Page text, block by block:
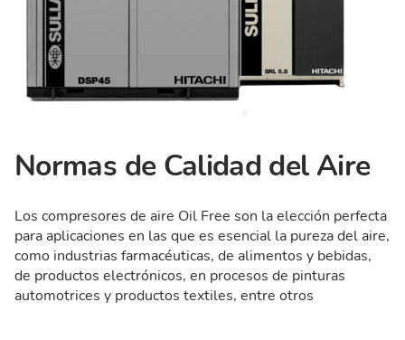
Normas de Calidad del Aire
Los compresores de aire Oil Free son la elección perfecta
para aplicaciones en las que es esencial la pureza del aire,
como industrias farmacéuticas, de alimentos y bebidas,
de productos electrónicos, en procesos de pinturas
automotrices y productos textiles, entre otros